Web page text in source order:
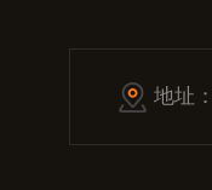
地址